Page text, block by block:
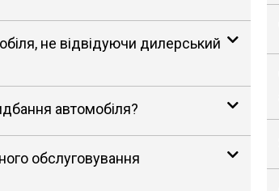
не відвідуючи дилерський
автомобіля?
обслуговування